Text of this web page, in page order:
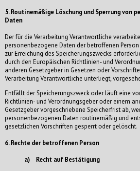
5. Routinemäßige Löschung und Sperrung von
Daten
Der für die Verarbeitung Verantwortliche
personenbezogene Daten der betroffenen
zur Erreichung des Speicherungszwecks
durch den Europäischen Richtlinien- und
anderen Gesetzgeber in Gesetzen oder
Verarbeitung Verantwortliche unterliegt,
Entfällt der Speicherungszweck oder läuft eine
Richtlinien- und Verordnungsgeber oder einem
Gesetzgeber vorgeschriebene Speicherfrist ab,
personenbezogenen Daten routinemäßig und
gesetzlichen Vorschriften gesperrt oder gelöscht.
6. Rechte der betroffenen Person
a) Recht auf Bestätigung